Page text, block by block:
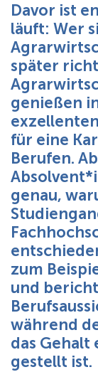
Davor ist
läuft: Wer
später
genießen
für eine
Berufen.
genau,
zum
und
während
das
gestellt ist.